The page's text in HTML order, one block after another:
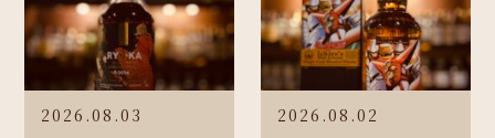
2026.08.03 2026.08.02